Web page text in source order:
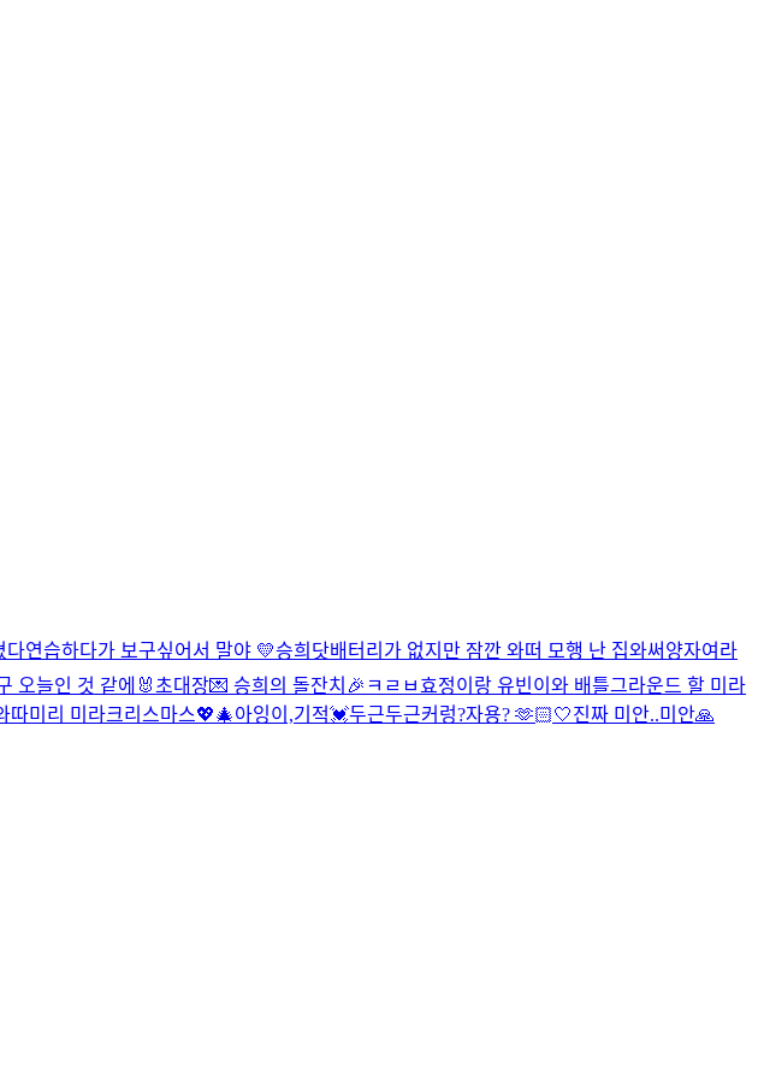
다연습하다가 보구싶어서 말야 💛승희닷배터리가 없지만 잠깐 와떠 모행 난 집와써 양자여라
오늘인 것 같에🐰 초대장💌 승희의 돌잔치🎉 ㅋㄹㅂ 효정이랑 유빈이와 배틀그라운드 할 미라
따미리 미라크리스마스💖🎄아잉이,기적💓두근두근커렁?자용? 🫶🏻🤍진짜 미안..미안🙏